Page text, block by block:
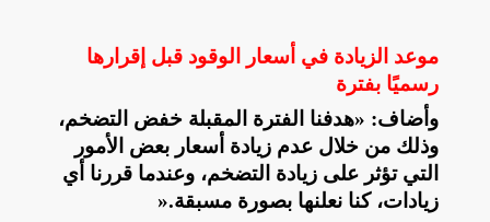
موعد الزيادة في أسعار الوقود قبل إقرارها
رسميًا بفترة
وأضاف: «هدفنا الفترة المقبلة خفض التضخم،
وذلك من خلال عدم زيادة أسعار بعض الأمور
التي تؤثر على زيادة التضخم، وعندما قررنا أي
زيادات، كنا نعلنها بصورة مسبقة».